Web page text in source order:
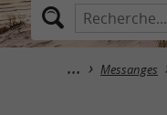
Messanges